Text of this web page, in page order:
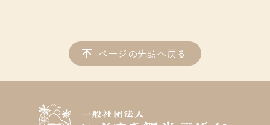
ページの先頭へ戻る